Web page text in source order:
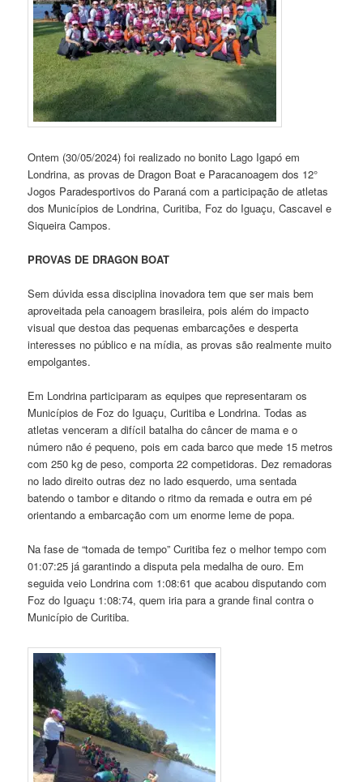
Ontem (30/05/2024) foi realizado no bonito Lago Igapó em
Londrina, as provas de Dragon Boat e Paracanoagem dos 12°
Jogos Paradesportivos do Paraná com a participação de atletas
dos Municípios de Londrina, Curitiba, Foz do Iguaçu, Cascavel e
Siqueira Campos.
PROVAS DE DRAGON BOAT
Sem dúvida essa disciplina inovadora tem que ser mais bem
aproveitada pela canoagem brasileira, pois além do impacto
visual que destoa das pequenas embarcações e desperta
interesses no público e na mídia, as provas são realmente muito
empolgantes.
Em Londrina participaram as equipes que representaram os
Municípios de Foz do Iguaçu, Curitiba e Londrina. Todas as
atletas venceram a difícil batalha do câncer de mama e o
número não é pequeno, pois em cada barco que mede 15 metros
com 250 kg de peso, comporta 22 competidoras. Dez remadoras
no lado direito outras dez no lado esquerdo, uma sentada
batendo o tambor e ditando o ritmo da remada e outra em pé
orientando a embarcação com um enorme leme de popa.
Na fase de “tomada de tempo” Curitiba fez o melhor tempo com
01:07:25 já garantindo a disputa pela medalha de ouro. Em
seguida veio Londrina com 1:08:61 que acabou disputando com
Foz do Iguaçu 1:08:74, quem iria para a grande final contra o
Município de Curitiba.